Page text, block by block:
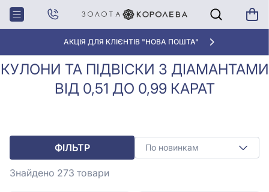
АКЦІЯ ДЛЯ КЛІЄНТІВ "НОВА ПОШТА"
Головна
Кулони, Підвіски
Кулони та підвіски з
діамантами від 0,51 до 0,99
карат
КУЛОНИ ТА ПІДВІСКИ З ДІАМАНТАМИ
ВІД 0,51 ДО 0,99 КАРАТ
ФІЛЬТР По новинкам
Знайдено 273 товари